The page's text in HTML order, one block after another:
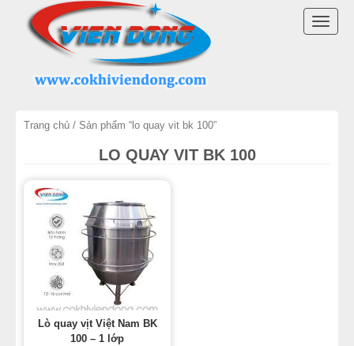
Trang chủ / Sản phẩm “lo quay vit bk 100”
LO QUAY VIT BK 100
Lò quay vịt Việt Nam BK
100 – 1 lớp
DANH MỤC SẢN PHẨM
LÒ QUAY VỊT INOX
LÒ QUAY VỊT VIỆT NAM
MÁY VẶT LÔNG GÀ VỊT
LINH KIỆN LÒ QUAY VỊT
MÁY CHẾ BIẾN THỊT
THIẾT BỊ KHÁC